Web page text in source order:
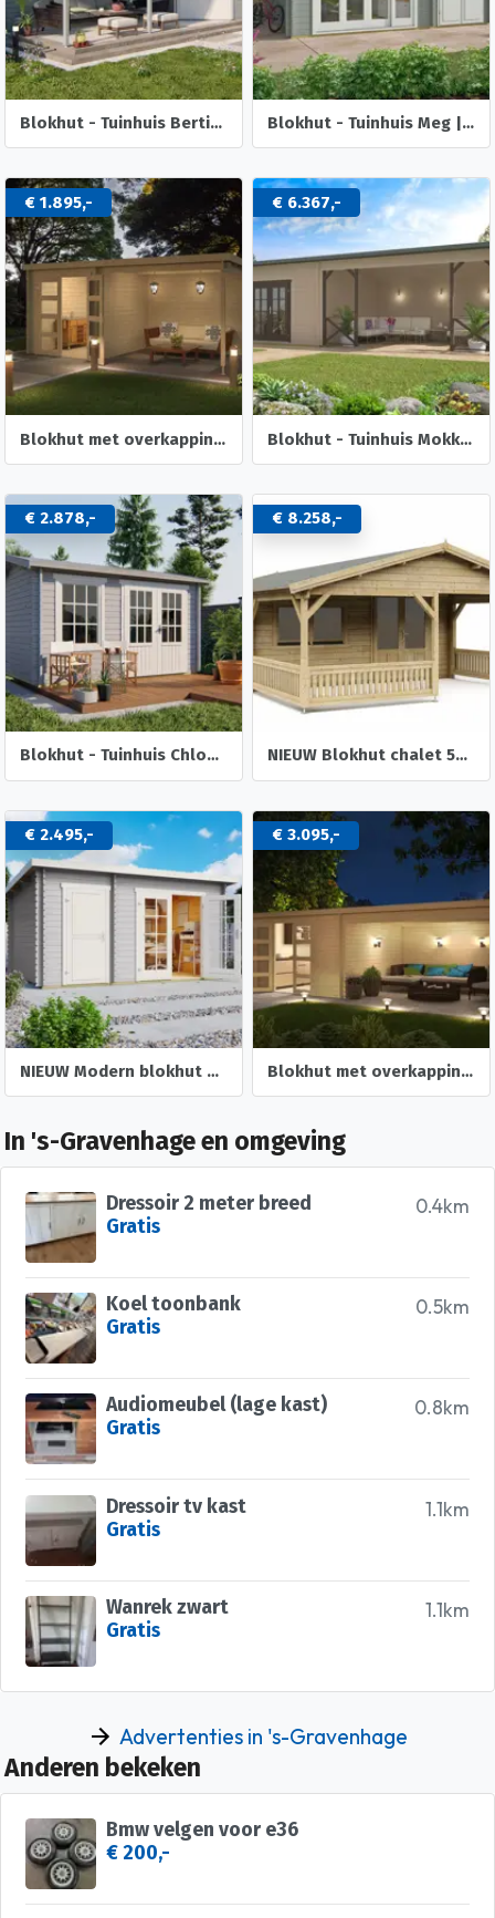
Blokhut - Tuinhuis Bertil | 44 mm | vuren onbehandeld Blokhut - Tuinhuis Meg | 44 mm | onbehandeld
€ 1.895,-
Blokhut met overkapping Helena 472x230 Onbehandeld vuren
€ 6.367,-
Blokhut - Tuinhuis Mokka | 40 mm | vuren onbehandeld
€ 2.878,-
Blokhut - Tuinhuis Chloe | 40 mm | vuren onbehandeld
€ 8.258,-
NIEUW Blokhut chalet 50mm: 5×5+3
€ 2.495,-
NIEUW Modern blokhut Belmont 1
€ 3.095,-
Blokhut met overkapping Olenka 710x330 Onbehandeld vuren
In 's-Gravenhage en omgeving
0.4km
Dressoir 2 meter breed
Gratis
0.5km
Koel toonbank
Gratis
0.8km
Audiomeubel (lage kast)
Gratis
1.1km
Dressoir tv kast
Gratis
1.1km
Wanrek zwart
Gratis
Advertenties in 's-Gravenhage
Anderen bekeken
Bmw velgen voor e36
€ 200,-